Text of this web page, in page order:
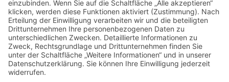
Versandkosten.
©2026Kampfkunstwelt.com